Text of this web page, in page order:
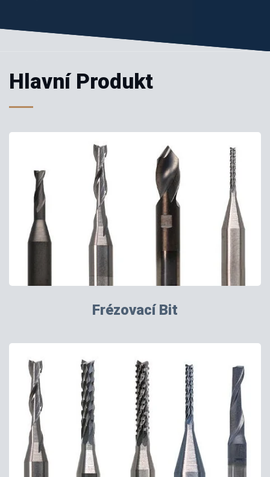
Hlavní Produkt
Frézovací Bit